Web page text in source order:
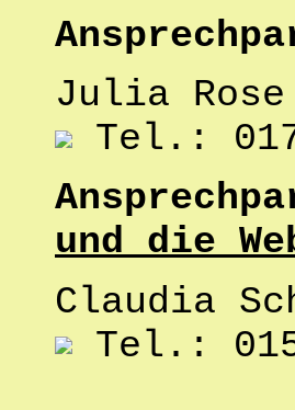
Julia Rose
Tel.:
und die
Claudia
Tel.: